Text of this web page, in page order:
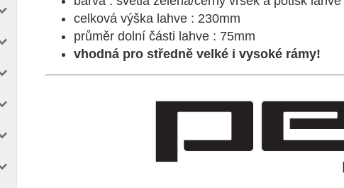
celková výška lahve : 230mm
průměr dolní části lahve : 75mm
vhodná pro středně velké i vysoké rámy!